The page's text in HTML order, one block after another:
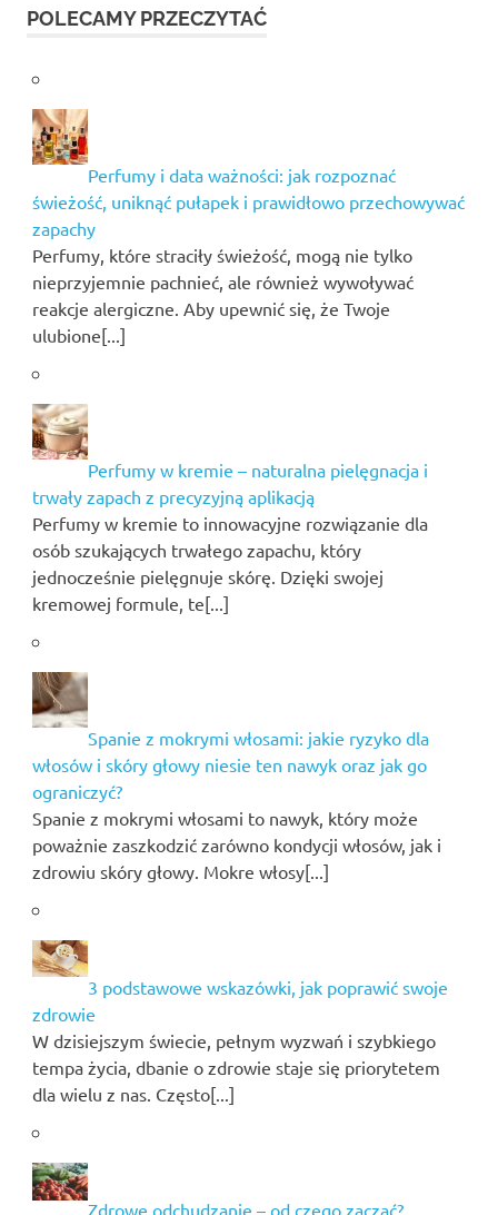
POLECAMY PRZECZYTAĆ
Perfumy i data ważności: jak rozpoznać
świeżość, uniknąć pułapek i prawidłowo przechowywać
zapachy
Perfumy, które straciły świeżość, mogą nie tylko
nieprzyjemnie pachnieć, ale również wywoływać
reakcje alergiczne. Aby upewnić się, że Twoje
ulubione[...]
Perfumy w kremie – naturalna pielęgnacja i
trwały zapach z precyzyjną aplikacją
Perfumy w kremie to innowacyjne rozwiązanie dla
osób szukających trwałego zapachu, który
jednocześnie pielęgnuje skórę. Dzięki swojej
kremowej formule, te[...]
Spanie z mokrymi włosami: jakie ryzyko dla
włosów i skóry głowy niesie ten nawyk oraz jak go
ograniczyć?
Spanie z mokrymi włosami to nawyk, który może
poważnie zaszkodzić zarówno kondycji włosów, jak i
zdrowiu skóry głowy. Mokre włosy[...]
3 podstawowe wskazówki, jak poprawić swoje
zdrowie
W dzisiejszym świecie, pełnym wyzwań i szybkiego
tempa życia, dbanie o zdrowie staje się priorytetem
dla wielu z nas. Często[...]
Zdrowe odchudzanie – od czego zacząć?